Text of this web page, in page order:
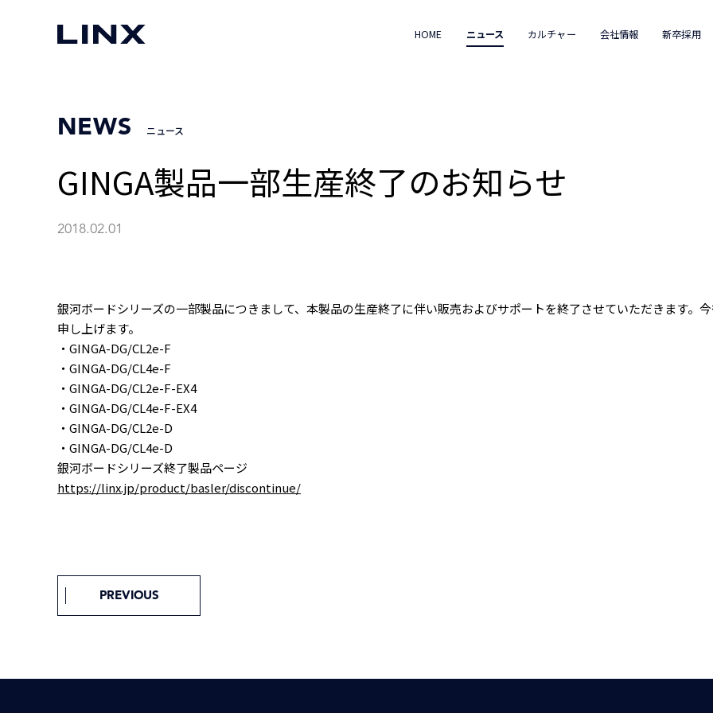
HOME ニュース カルチャー 会社情報 新卒採用
NEWS ニュース
GINGA製品一部生産終了のお知らせ
2018.02.01
銀河ボードシリーズの一部製品につきまして、本製品の生産終了に伴い販売およびサポートを終了させていただきます。
申し上げます。
・GINGA-DG/CL2e-F
・GINGA-DG/CL4e-F
・GINGA-DG/CL2e-F-EX4
・GINGA-DG/CL4e-F-EX4
・GINGA-DG/CL2e-D
・GINGA-DG/CL4e-D
銀河ボードシリーズ終了製品ページ
https://linx.jp/product/basler/discontinue/
PREVIOUS